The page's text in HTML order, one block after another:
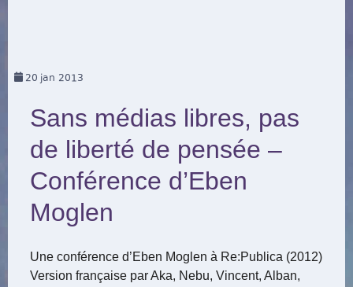
20 jan 2013
Sans médias libres, pas
de liberté de pensée –
Conférence d’Eben
Moglen
Une conférence d’Eben Moglen à Re:Publica (2012)
Version française par Aka, Nebu, Vincent, Alban,